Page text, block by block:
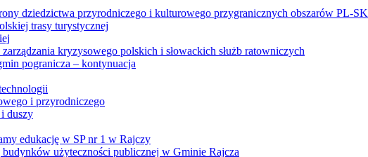
dziedzictwa przyrodniczego i kulturowego przygranicznych obszarów PL-SK
trasy turystycznej
kryzysowego polskich i słowackich służb ratowniczych
pogranicza – kontynuacja
i przyrodniczego
duszy
edukację w SP nr 1 w Rajczy
użyteczności publicznej w Gminie Rajcza